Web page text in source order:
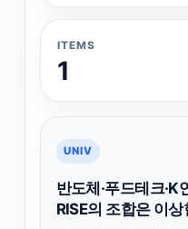
ITEMS
1
UNIV
반도체·푸드테크·K
RISE의 조합은 이